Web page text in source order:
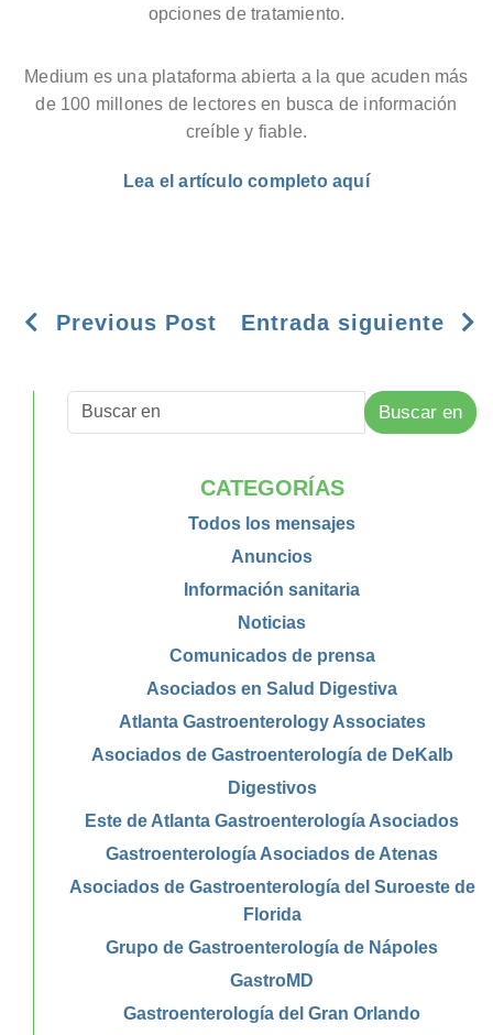
opciones de tratamiento.
Medium es una plataforma abierta a la que acuden más
de 100 millones de lectores en busca de información
creíble y fiable.
Lea el artículo completo aquí
Previous Post Entrada siguiente
Buscar en
CATEGORÍAS
Todos los mensajes
Anuncios
Información sanitaria
Noticias
Comunicados de prensa
Asociados en Salud Digestiva
Atlanta Gastroenterology Associates
Asociados de Gastroenterología de DeKalb
Digestivos
Este de Atlanta Gastroenterología Asociados
Gastroenterología Asociados de Atenas
Asociados de Gastroenterología del Suroeste de
Florida
Grupo de Gastroenterología de Nápoles
GastroMD
Gastroenterología del Gran Orlando